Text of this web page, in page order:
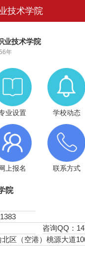
技术学院
业技术学院
年
业设置 学校动态
上报名 联系方式
院
咨询QQ：
区（空港）桃源大道